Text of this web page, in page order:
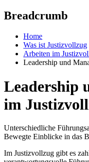
Breadcrumb
Home
Was ist Justizvollzug
Arbeiten im
Leadership und
Leadership
im
Unterschiedliche
Bewegte Einblicke in das
Im Justizvollzug gibt es